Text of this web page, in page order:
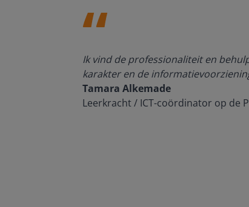
Ik vind de professionaliteit en
karakter en de
Tamara Alkemade
Leerkracht / ICT-coördinator op de